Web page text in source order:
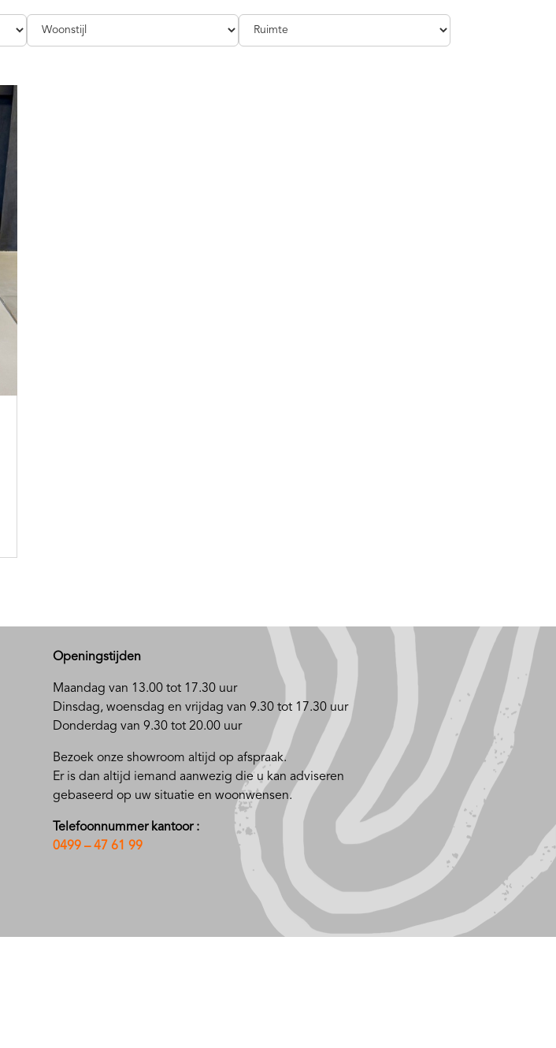
Openingstijden
Maandag van 13.00 tot 17.30 uur
Dinsdag, woensdag en vrijdag van 9.30 tot 17.30 uur
Donderdag van 9.30 tot 20.00 uur
Bezoek onze showroom altijd op afspraak.
Er is dan altijd iemand aanwezig die u kan adviseren
gebaseerd op uw situatie en woonwensen.
Telefoonnummer kantoor :
0499 – 47 61 99